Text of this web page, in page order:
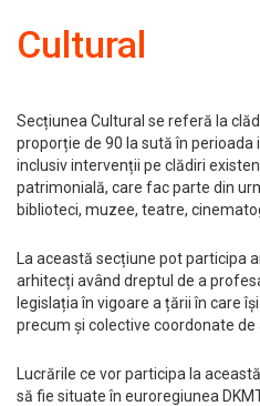
Cultural
Secțiunea Cultural se referă la
proporție de 90 la sută în perioada
inclusiv intervenții pe clădiri
patrimonială, care fac parte din
biblioteci, muzee, teatre,
La această secțiune pot participa
arhitecți având dreptul de a
legislația în vigoare a țării în care
precum și colective coordonate de
Lucrările ce vor participa la
să fie situate în euroregiunea